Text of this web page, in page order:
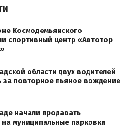
Космодемьянского
спортивный центр «Автотор
области двух водителей
за повторное пьяное вождение
начали продавать
муниципальные парковки